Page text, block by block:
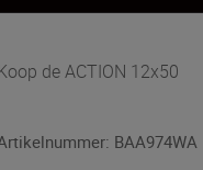
de ACTION 12x50
: BAA974WA